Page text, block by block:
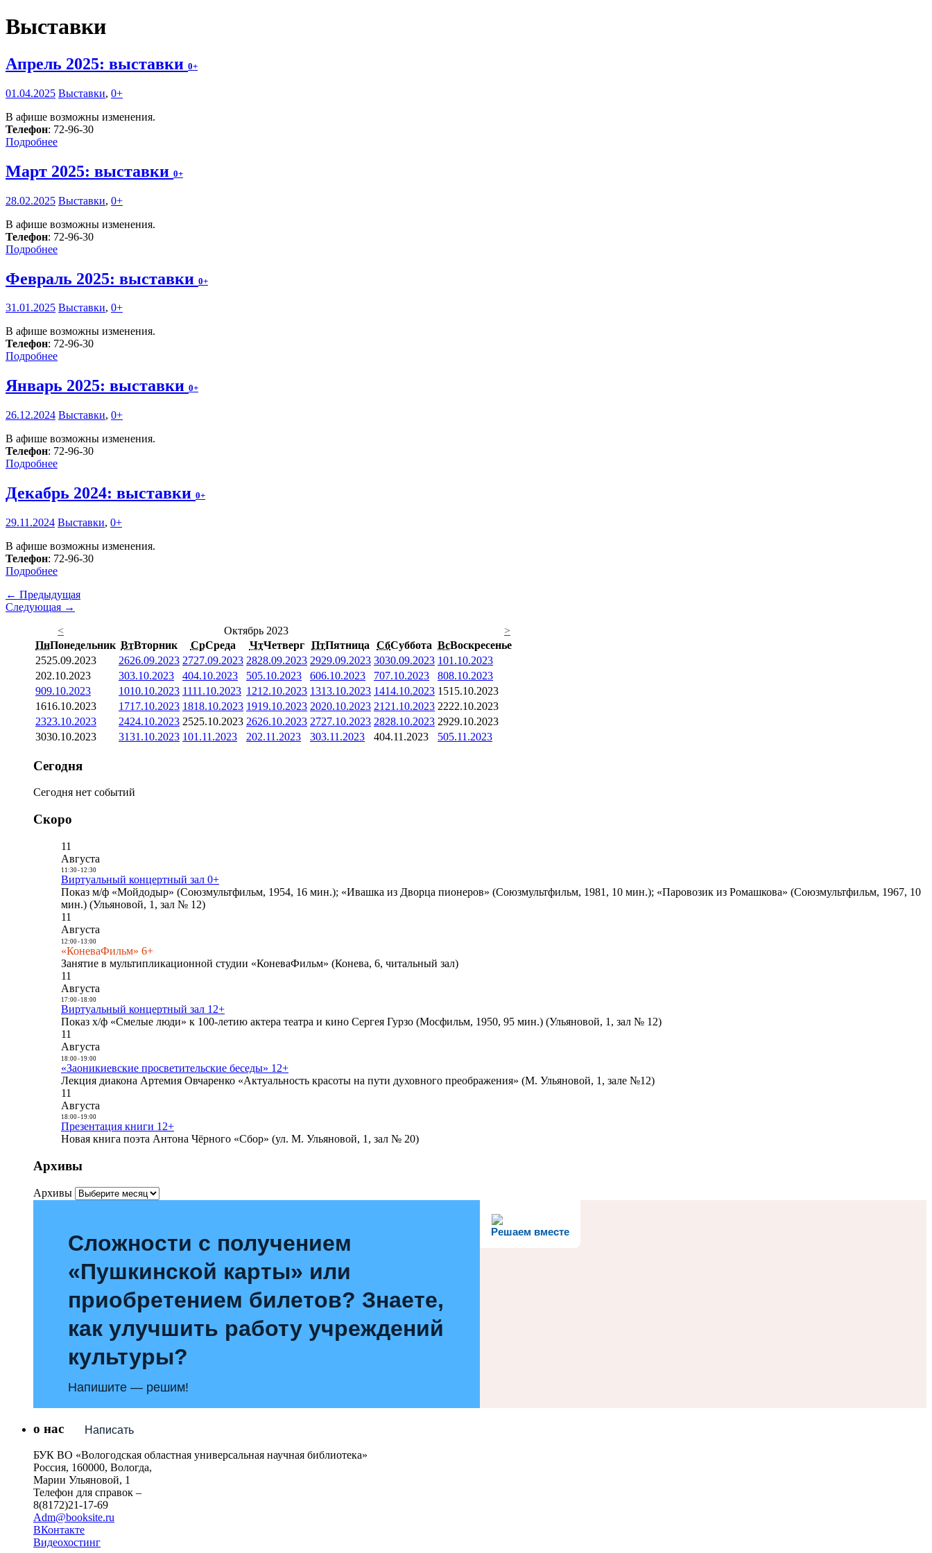
Выставки
Апрель 2025: выставки 0+
01.04.2025 Выставки, 0+
В афише возможны изменения.
Телефон: 72-96-30
Подробнее
Март 2025: выставки 0+
28.02.2025 Выставки, 0+
В афише возможны изменения.
Телефон: 72-96-30
Подробнее
Февраль 2025: выставки 0+
31.01.2025 Выставки, 0+
В афише возможны изменения.
Телефон: 72-96-30
Подробнее
Январь 2025: выставки 0+
26.12.2024 Выставки, 0+
В афише возможны изменения.
Телефон: 72-96-30
Подробнее
Декабрь 2024: выставки 0+
29.11.2024 Выставки, 0+
В афише возможны изменения.
Телефон: 72-96-30
Подробнее
← Предыдущая
Следующая →
<
Октябрь 2023
>
ПнПонедельник ВтВторник СрСреда ЧтЧетверг ПтПятница СбСуббота ВсВоскресенье
2525.09.2023 2626.09.2023 2727.09.2023 2828.09.2023 2929.09.2023 3030.09.2023 101.10.2023
202.10.2023 303.10.2023 404.10.2023 505.10.2023 606.10.2023 707.10.2023 808.10.2023
909.10.2023 1010.10.2023 1111.10.2023 1212.10.2023 1313.10.2023 1414.10.2023 1515.10.2023
1616.10.2023 1717.10.2023 1818.10.2023 1919.10.2023 2020.10.2023 21 21.10.2023 2222.10.2023
2323.10.2023 2424.10.2023 2525.10.2023 2626.10.2023 2727.10.2023 2828.10.2023 2929.10.2023
3030.10.2023 3131.10.2023 101.11.2023 202.11.2023 303.11.2023 404.11.2023 505.11.2023
Сегодня
Сегодня нет событий
Скоро
11
Августа
11:30- 12:30
Виртуальный концертный зал 0+
Показ м/ф «Мойдодыр» (Союзмультфильм, 1954, 16 мин.); «Ивашка из Дворца пионеров» (Союзмультфильм, 1981, 10 мин.); «Паровозик из Ромашкова» (Союзмультфильм, 1967, 10
мин.) (Ульяновой, 1, зал № 12)
11
Августа
12:00- 13:00
«КоневаФильм» 6+
Занятие в мультипликационной студии «КоневаФильм» (Конева, 6, читальный зал)
11
Августа
17:00- 18:00
Виртуальный концертный зал 12+
Показ х/ф «Смелые люди» к 100-летию актера театра и кино Сергея Гурзо (Мосфильм, 1950, 95 мин.) (Ульяновой, 1, зал № 12)
11
Августа
18:00- 19:00
«Заоникиевские просветительские беседы» 12+
Лекция диакона Артемия Овчаренко «Актуальность красоты на пути духовного преображения» (М. Ульяновой, 1, зале №12)
11
Августа
18:00- 19:00
Презентация книги 12+
Новая книга поэта Антона Чёрного «Сбор» (ул. М. Ульяновой, 1, зал № 20)
Архивы
Архивы
Решаем вместе
Сложности с получением
«Пушкинской карты» или
приобретением билетов? Знаете,
как улучшить работу учреждений
культуры?
Напишите — решим!
Написать
о нас
БУК ВО «Вологодская областная универсальная научная библиотека»
Россия, 160000, Вологда,
Марии Ульяновой, 1
Телефон для справок –
8(8172)21-17-69
Adm@booksite.ru
ВКонтакте
Видеохостинг